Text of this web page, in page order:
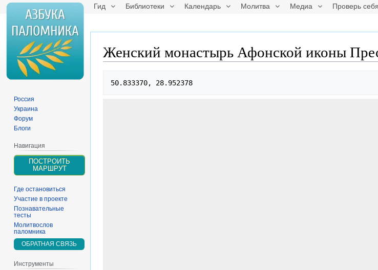
Гид Библиотеки Календарь Молитва Медиа Проверь себя
Женский монастырь Афонской иконы
50.833370, 28.952378
Россия
Украина
Форум
Блоги
Навигация
ПОСТРОИТЬ
МАРШРУТ
Где остановиться
Участие в проекте
Познавательные
тесты
Молитвослов
паломника
ОБРАТНАЯ СВЯЗЬ
Инструменты